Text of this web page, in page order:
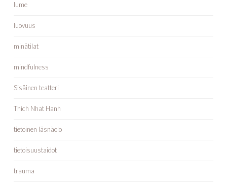
lume
luovuus
minätilat
mindfulness
Sisäinen teatteri
Thich Nhat Hanh
tietoinen läsnäolo
tietoisuustaidot
trauma